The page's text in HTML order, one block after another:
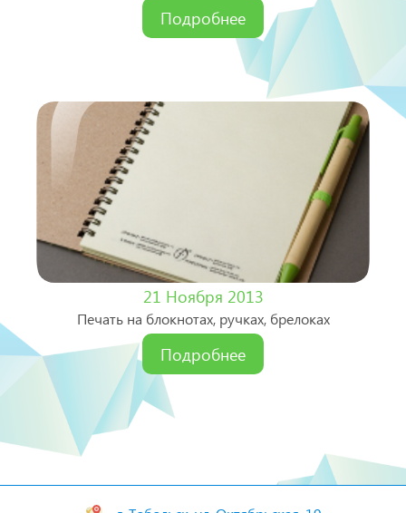
Подробнее
21 Ноября 2013
Печать на блокнотах, ручках, брелоках
Подробнее